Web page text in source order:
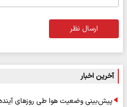
ارسال نظر
آخرین اخبار
پیش‌بینی وضعیت هوا طی روزهای